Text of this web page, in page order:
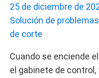
25 de diciembre de
Solución de
de corte
Cuando se enciende
el gabinete de